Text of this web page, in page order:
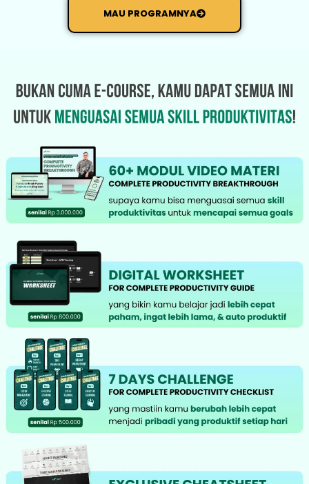
MAU PROGRAMNYA